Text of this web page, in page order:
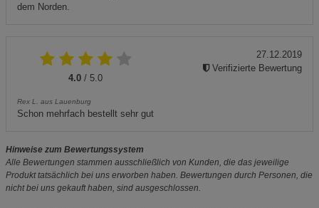
dem Norden.
4.0 / 5.0
Rex L. aus Lauenburg
Schon mehrfach bestellt sehr gut
27.12.2019
Verifizierte Bewertung
Hinweise zum Bewertungssystem
Alle Bewertungen stammen ausschließlich von Kunden, die das jeweilige
Produkt tatsächlich bei uns erworben haben. Bewertungen durch Personen, die
nicht bei uns gekauft haben, sind ausgeschlossen.